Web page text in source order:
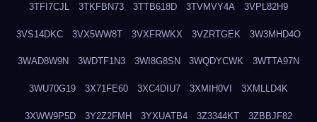
3TFI7CJL 3TKFBN73 3TTB618D 3TVMVY4A 3VPL82H9
3VS14DKC 3VX5WW8T 3VXFRWKX 3VZRTGEK 3W3MHD4O
3WAD8W9N 3WDTF1N3 3WI8G8SN 3WQDYCWK 3WTTA97N
3WU70G19 3X71FE60 3XC4DIU7 3XMIH0VI 3XMLLD4K
3XWW9P5D 3Y2Z2FMH 3YXUATB4 3Z3344KT 3ZBBJF82